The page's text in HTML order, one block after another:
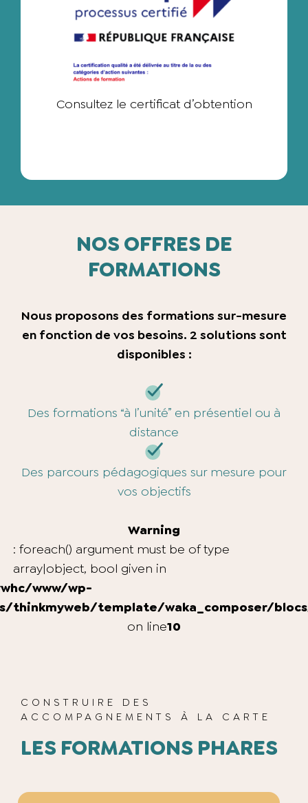
Consultez le certificat d’obtention
NOS OFFRES DE
FORMATIONS
Nous proposons des formations sur-mesure
en fonction de vos besoins. 2 solutions sont
disponibles :
Des formations “à l’unité” en présentiel ou à
distance
Des parcours pédagogiques sur mesure pour
vos objectifs
Warning
: foreach() argument must be of type
array|object, bool given in
www/wp-
thinkmyweb/template/waka_composer/
on line10
CONSTRUIRE DES
ACCOMPAGNEMENTS À LA CARTE
LES FORMATIONS PHARES